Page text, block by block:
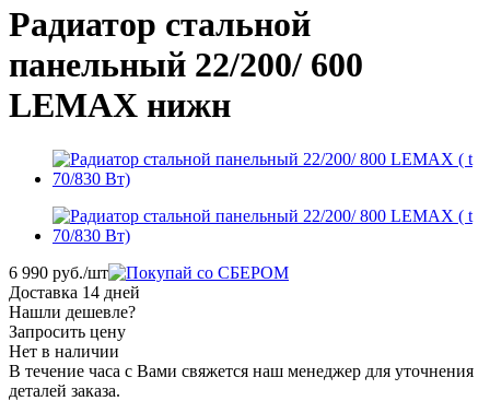
Радиатор стальной
панельный 22/200/ 600
LEMAX нижн
6 990 руб./шт
Доставка 14 дней
Нашли дешевле?
Запросить цену
Нет в наличии
В течение часа с Вами свяжется наш менеджер для уточнения
деталей заказа.